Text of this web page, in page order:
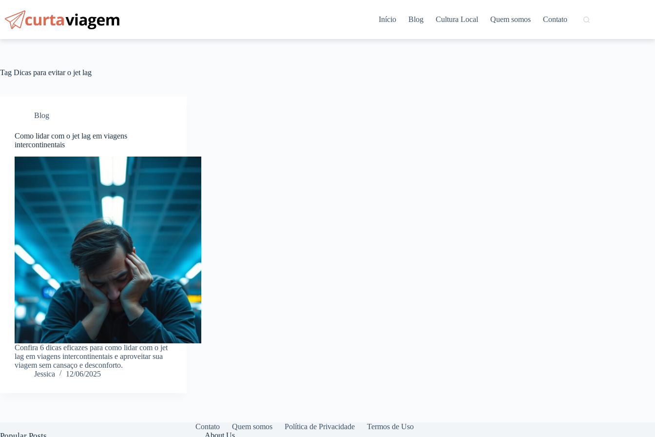
conteúdo
Início Blog Cultura Local Quem somos Contato
Tag Dicas para evitar o jet lag
Blog
Como lidar com o jet lag em viagens
intercontinentais
Confira 6 dicas eficazes para como lidar com o jet
lag em viagens intercontinentais e aproveitar sua
viagem sem cansaço e desconforto.
Jessica
12/06/2025
Contato Quem somos Política de Privacidade Termos de Uso